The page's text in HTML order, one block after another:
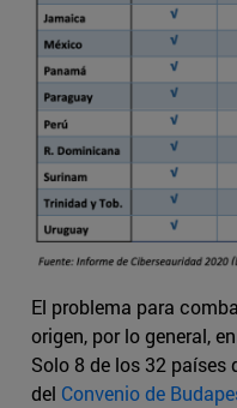
El problema para
origen, por lo general,
Solo 8 de los 32 países
del Convenio de